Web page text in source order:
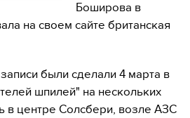
Боширова в
на своем сайте британская
были сделали 4 марта в
шпилей" на нескольких
в центре Солсбери, возле АЗС